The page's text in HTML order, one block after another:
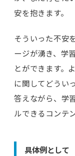
安を抱きます。
そういった不安
ージが湧き、学
とができます。
に関してどうい
答えながら、学
ルできるコンテ
具体例として